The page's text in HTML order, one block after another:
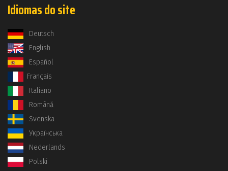
Idiomas do site
Deutsch
English
Español
Français
Italiano
Română
Svenska
Українська
Nederlands
Polski